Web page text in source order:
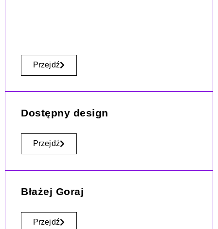
Przejdź
Dostępny design
Przejdź
Błażej Goraj
Przejdź